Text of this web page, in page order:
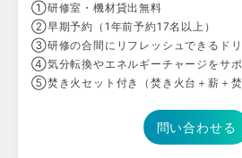
①研修室・機材貸出無料
②早期予約（1年前予約17名以上）
③研修の合間にリフレッシュできるドリ
④気分転換やエネルギーチャージをサ
⑤焚き火セット付き（焚き火台＋薪＋
問い合わせる